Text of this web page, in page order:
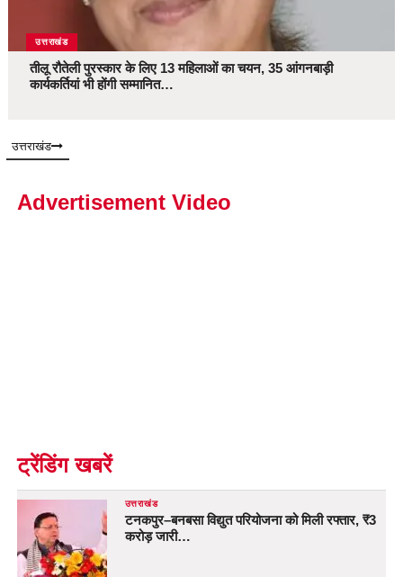
उत्तराखंड
तीलू रौतेली पुरस्कार के लिए 13 महिलाओं का चयन, 35 आंगनबाड़ी
कार्यकर्तियां भी होंगी सम्मानित…
उत्तराखंड
Advertisement Video
ट्रेंडिंग खबरें
उत्तराखंड
टनकपुर–बनबसा विद्युत परियोजना को मिली रफ्तार, ₹3
करोड़ जारी…